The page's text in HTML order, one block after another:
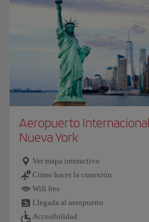
Aeropuerto Internacional
Nueva York
Ver mapa interactivo
Cómo hacer la conexión
Wifi free
Llegada al aeropuerto
Accesibilidad